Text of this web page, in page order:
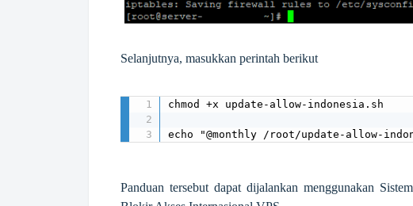
Selanjutnya, masukkan perintah berikut
chmod +x update-allow-indonesia.sh
echo "@monthly /root/update-allow-
Panduan tersebut dapat dijalankan menggunakan